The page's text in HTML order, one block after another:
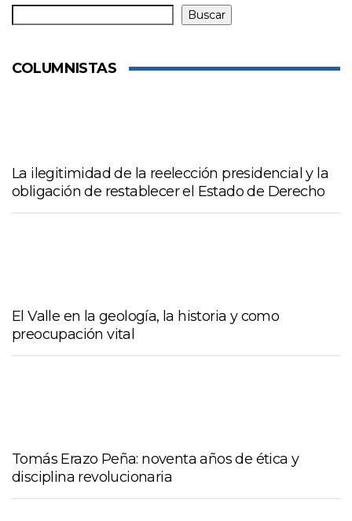
Buscar
COLUMNISTAS
La ilegitimidad de la reelección presidencial y la
obligación de restablecer el Estado de Derecho
El Valle en la geología, la historia y como
preocupación vital
Tomás Erazo Peña: noventa años de ética y
disciplina revolucionaria